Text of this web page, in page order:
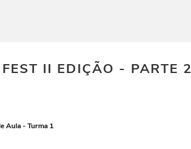
II EDIÇÃO - PARTE 2
Aula - Turma 1